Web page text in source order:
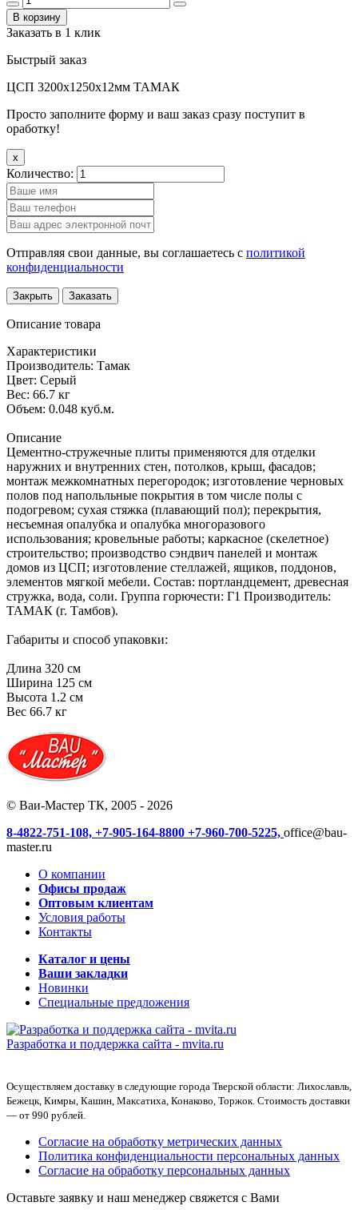
В корзину
Заказать в 1 клик
Быстрый заказ
ЦСП 3200х1250х12мм ТАМАК
Просто заполните форму и ваш заказ сразу поступит в
оработку!
x
Количество:
Отправляя свои данные, вы соглашаетесь с политикой
конфиденциальности
Закрыть Заказать
Описание товара
Характеристики
Производитель: Тамак
Цвет: Серый
Вес: 66.7 кг
Объем: 0.048 куб.м.
Описание
Цементно-стружечные плиты применяются для отделки
наружних и внутренних стен, потолков, крыш, фасадов;
монтаж межкомнатных перегородок; изготовление черновых
полов под напольльные покрытия в том числе полы с
подогревом; сухая стяжка (плавающий пол); перекрытия,
несъемная опалубка и опалубка многоразового
использования; кровельные работы; каркасное (скелетное)
строительство; производство сэндвич панелей и монтаж
домов из ЦСП; изготовление стеллажей, ящиков, поддонов,
элементов мягкой мебели. Состав: портландцемент, древесная
стружка, вода, соли. Группа горючести: Г1 Производитель:
ТАМАК (г. Тамбов).
Габариты и способ упаковки:
Длина 320 см
Ширина 125 см
Высота 1.2 см
Вес 66.7 кг
© Ваи-Мастер ТК, 2005 - 2026
8-4822-751-108, +7-905-164-8800 +7-960-700-5225, office@bau-
master.ru
О компании
Офисы продаж
Оптовым клиентам
Условия работы
Контакты
Каталог и цены
Ваши закладки
Новинки
Специальные предложения
Разработка и поддержка сайта - mvita.ru
Осуществляем доставку в следующие города Тверской области: Лихославль,
Бежецк, Кимры, Кашин, Максатиха, Конаково, Торжок. Стоимость доставки
— от 990 рублей.
Согласие на обработку метрических данных
Политика конфиденциальности персональных данных
Согласие на обработку персональных данных
Оставьте заявку и наш менеджер свяжется с Вами